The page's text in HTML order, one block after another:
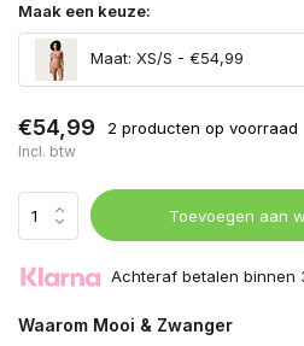
Maak een keuze:
Maat: XS/S - €54,99
€54,99 2 producten op voorraad
Incl. btw
Toevoegen aan
Achteraf betalen binnen
Waarom Mooi & Zwanger